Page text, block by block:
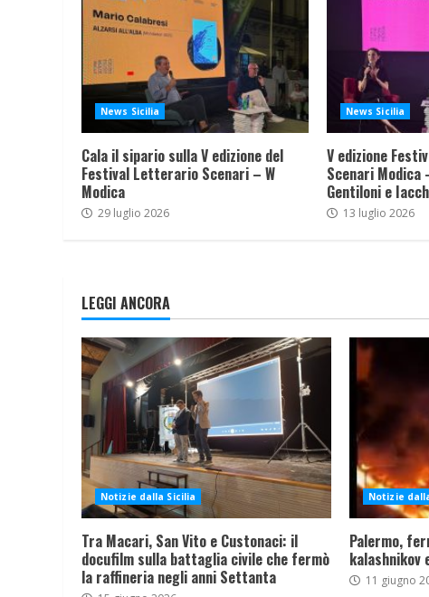
News Sicilia
Cala il sipario sulla V edizione del
Festival Letterario Scenari – W
Modica
29 luglio 2026
News Sicilia
V edizione
Scenari Modica
Gentiloni e
13 luglio 2026
LEGGI ANCORA
Notizie dalla Sicilia
Tra Macari, San Vito e Custonaci: il
docufilm sulla battaglia civile che fermò
la raffineria negli anni Settanta
Notizie
Palermo,
11 giugno